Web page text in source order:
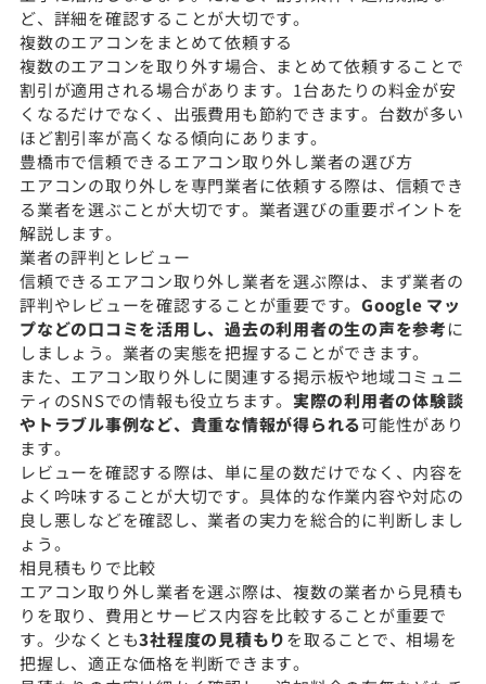
ど、詳細を確認することが大切です。
複数のエアコンをまとめて依頼する
複数のエアコンを取り外す場合、まとめて依頼することで
割引が適用される場合があります。1台あたりの料金が安
くなるだけでなく、出張費用も節約できます。台数が多い
ほど割引率が高くなる傾向にあります。
豊橋市で信頼できるエアコン取り外し業者の選び方
エアコンの取り外しを専門業者に依頼する際は、信頼でき
る業者を選ぶことが大切です。業者選びの重要ポイントを
解説します。
業者の評判とレビュー
信頼できるエアコン取り外し業者を選ぶ際は、まず業者の
評判やレビューを確認することが重要です。 Google マッ
プなどの口コミを活用し、過去の利用者の生の声を参考に
しましょう。業者の実態を把握することができます。
また、エアコン取り外しに関連する掲示板や地域コミュニ
ティのSNSでの情報も役立ちます。 実際の利用者の体験談
やトラブル事例など、貴重な情報が得られる可能性があり
ます。
レビューを確認する際は、単に星の数だけでなく、内容を
よく吟味することが大切です。具体的な作業内容や対応の
良し悪しなどを確認し、業者の実力を総合的に判断しまし
ょう。
相見積もりで比較
エアコン取り外し業者を選ぶ際は、複数の業者から見積も
りを取り、費用とサービス内容を比較することが重要で
す。少なくとも3社程度の見積もりを取ることで、相場を
把握し、適正な価格を判断できます。